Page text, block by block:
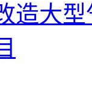
造大